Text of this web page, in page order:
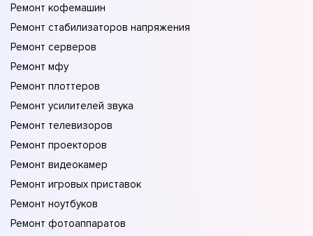
Ремонт кофемашин
Ремонт стабилизаторов напряжения
Ремонт серверов
Ремонт мфу
Ремонт плоттеров
Ремонт усилителей звука
Ремонт телевизоров
Ремонт проекторов
Ремонт видеокамер
Ремонт игровых приставок
Ремонт ноутбуков
Ремонт фотоаппаратов